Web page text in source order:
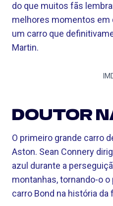
do que muitos fãs
melhores momentos em
um carro que
Martin.
DOUTOR
O primeiro grande carro
Aston. Sean Connery
azul durante a
montanhas, tornando-o
carro Bond na história da